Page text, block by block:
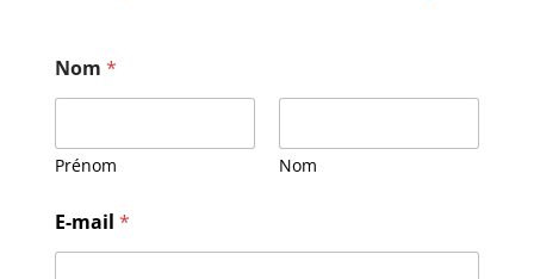
Nom *
Prénom Nom
o
m
E-mail *